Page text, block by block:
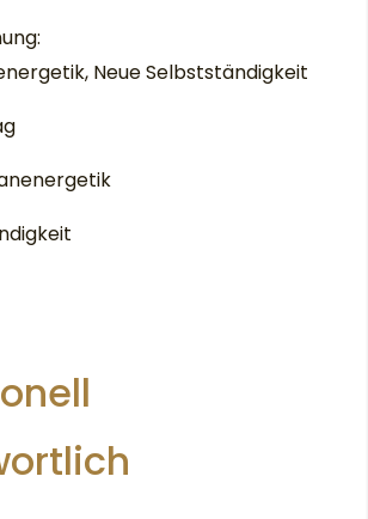
Neue Selbstständigkeit